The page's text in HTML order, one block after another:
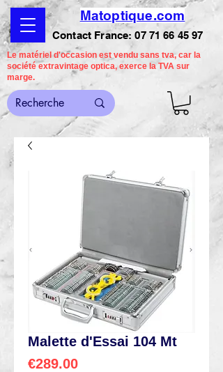
Matoptique.com
Contact France:07 71 66 45 97
Le matériel d'occasion est vendu sans tva, car la
société extravintage optica, exerce la TVA sur
marge.
Malette d'Essai 104 Mt
€289.00Price